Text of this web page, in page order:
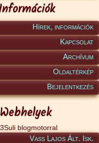
Hírek, információk
Kapcsolat
Archívum
Oldaltérkép
Bejelentkezés
Webhelyek
blogmotorral
Vass Lajos Ált. Isk.